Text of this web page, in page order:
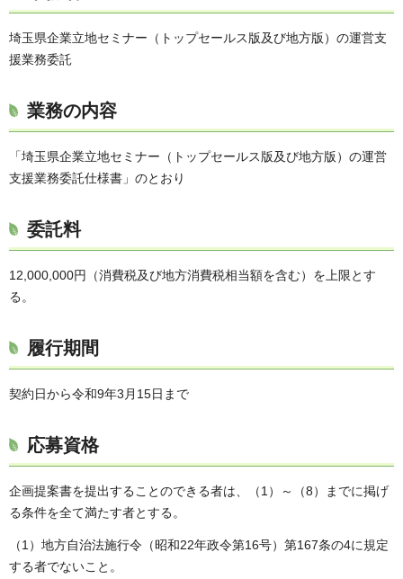
埼玉県企業立地セミナー（トップセールス版及び地方版）の運営支
援業務委託
業務の内容
「埼玉県企業立地セミナー（トップセールス版及び地方版）の運営
支援業務委託仕様書」のとおり
委託料
12,000,000円（消費税及び地方消費税相当額を含む）を上限とす
る。
履行期間
契約日から令和9年3月15日まで
応募資格
企画提案書を提出することのできる者は、（1）～（8）までに掲げ
る条件を全て満たす者とする。
（1）地方自治法施行令（昭和22年政令第16号）第167条の4に規定
する者でないこと。